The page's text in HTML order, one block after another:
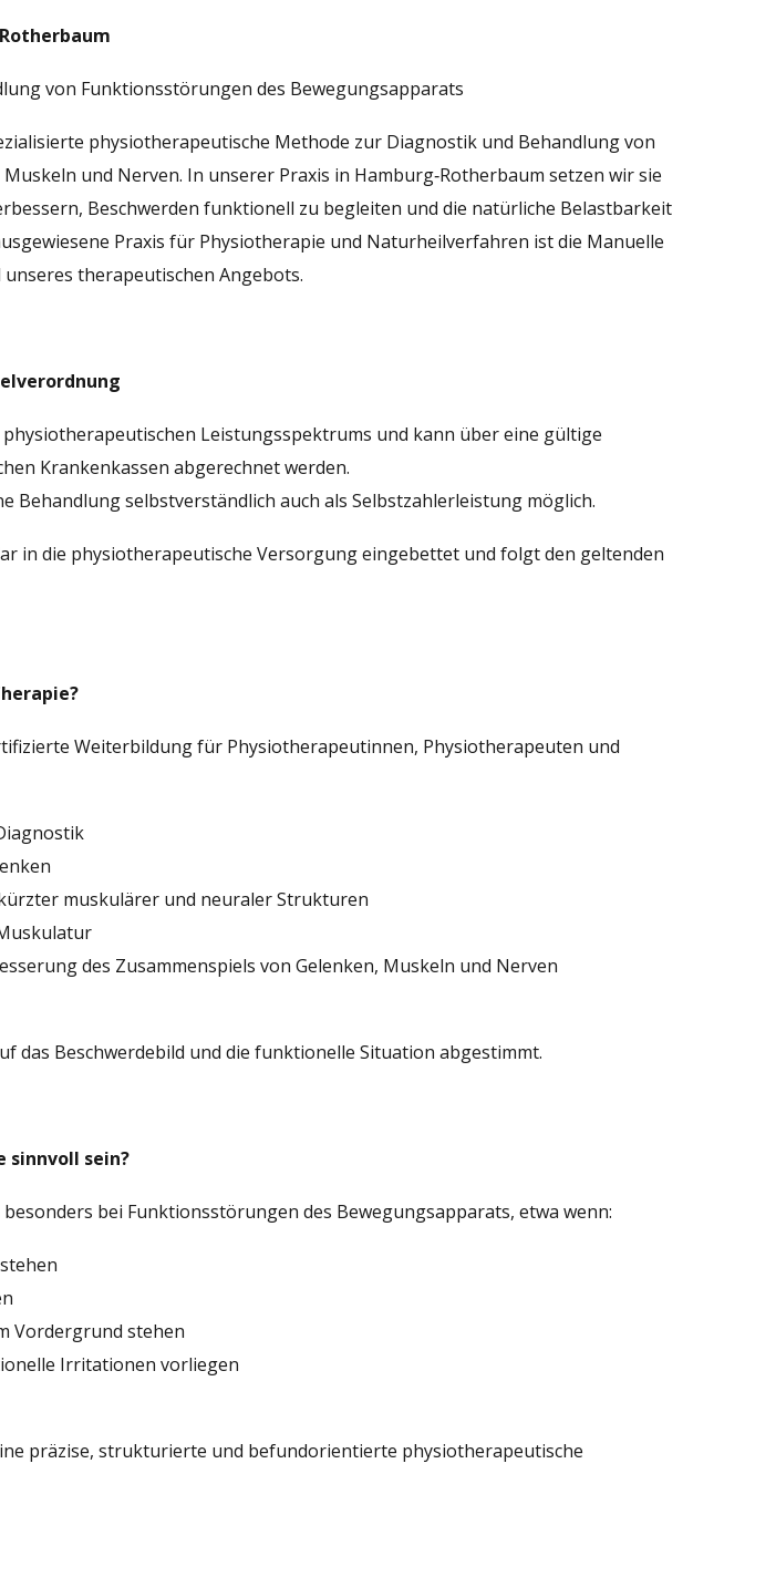
von Funktionsstörungen des Bewegungsapparats
physiotherapeutische Methode zur Diagnostik und Behandlung von
und Nerven. In unserer Praxis in Hamburg‑Rotherbaum setzen wir sie
Beschwerden funktionell zu begleiten und die natürliche Belastbarkeit
Praxis für Physiotherapie und Naturheilverfahren ist die Manuelle
therapeutischen Angebots.
Leistungsspektrums und kann über eine gültige
Krankenkassen abgerechnet werden.
Behandlung selbstverständlich auch als Selbstzahlerleistung möglich.
in die physiotherapeutische Versorgung eingebettet und folgt den geltenden
Weiterbildung für Physiotherapeutinnen, Physiotherapeuten und
muskulärer und neuraler Strukturen
des Zusammenspiels von Gelenken, Muskeln und Nerven
das Beschwerdebild und die funktionelle Situation abgestimmt.
sinnvoll sein?
bei Funktionsstörungen des Bewegungsapparats, etwa wenn:
Vordergrund stehen
Irritationen vorliegen
präzise, strukturierte und befundorientierte physiotherapeutische